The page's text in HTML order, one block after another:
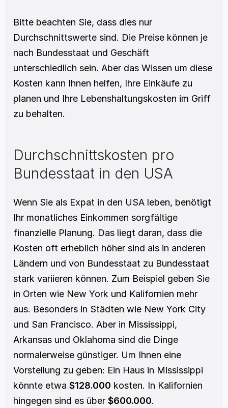
Bitte beachten Sie, dass dies nur
Durchschnittswerte sind. Die Preise können je
nach Bundesstaat und Geschäft
unterschiedlich sein. Aber das Wissen um diese
Kosten kann Ihnen helfen, Ihre Einkäufe zu
planen und Ihre Lebenshaltungskosten im Griff
zu behalten.
Durchschnittskosten pro
Bundesstaat in den USA
Wenn Sie als Expat in den USA leben, benötigt
Ihr monatliches Einkommen sorgfältige
finanzielle Planung. Das liegt daran, dass die
Kosten oft erheblich höher sind als in anderen
Ländern und von Bundesstaat zu Bundesstaat
stark variieren können. Zum Beispiel geben Sie
in Orten wie New York und Kalifornien mehr
aus. Besonders in Städten wie New York City
und San Francisco. Aber in Mississippi,
Arkansas und Oklahoma sind die Dinge
normalerweise günstiger. Um Ihnen eine
Vorstellung zu geben: Ein Haus in Mississippi
könnte etwa $128.000 kosten. In Kalifornien
hingegen sind es über $600.000.